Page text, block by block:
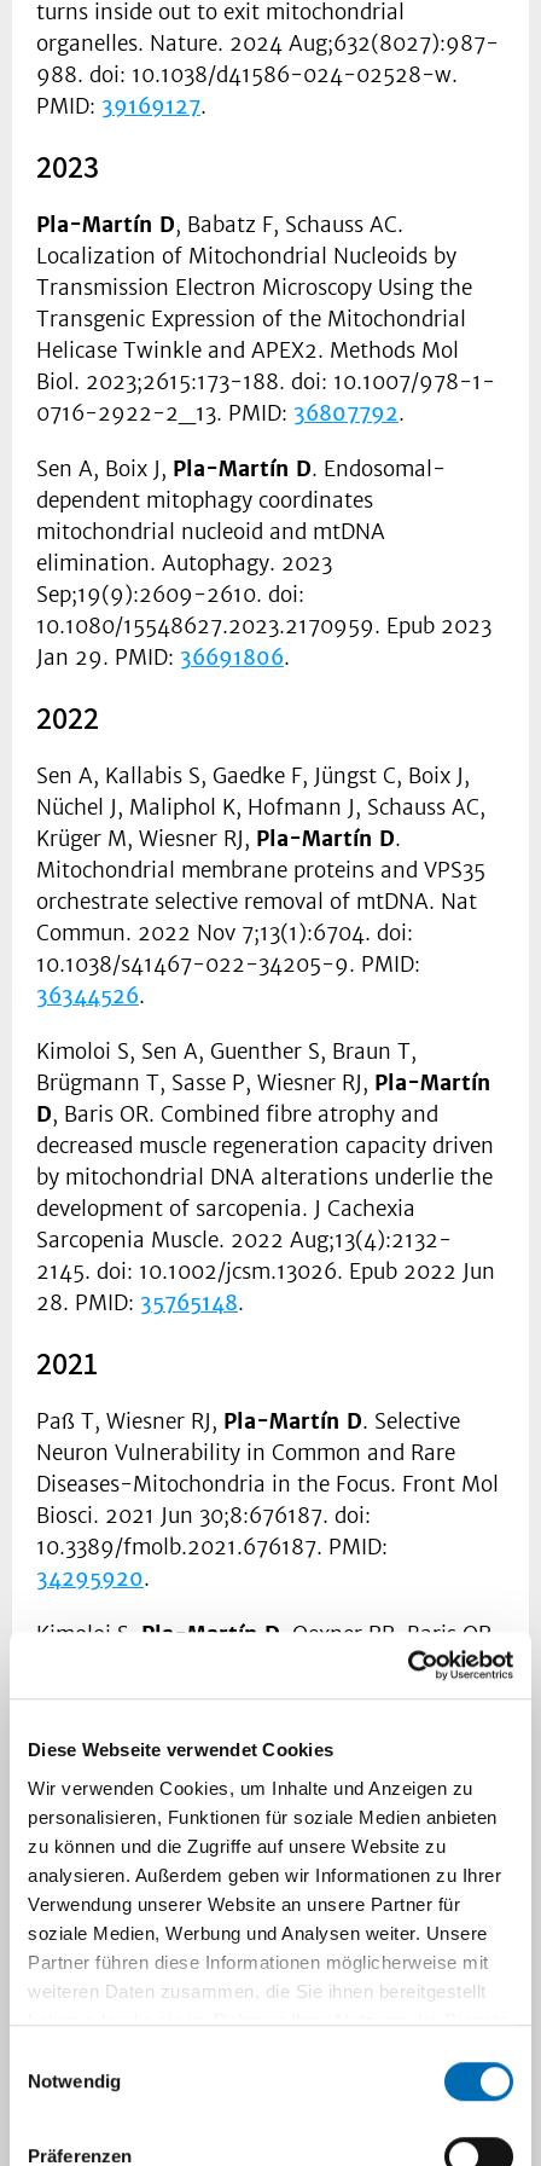
Diese Webseite verwendet Cookies
Wir verwenden Cookies, um Inhalte und Anzeigen zu
personalisieren, Funktionen für soziale Medien anbieten
zu können und die Zugriffe auf unsere Website zu
analysieren. Außerdem geben wir Informationen zu Ihrer
Verwendung unserer Website an unsere Partner für
soziale Medien, Werbung und Analysen weiter. Unsere
Partner führen diese Informationen möglicherweise mit
weiteren Daten zusammen, die Sie ihnen bereitgestellt
haben oder die sie im Rahmen Ihrer Nutzung der Dienste
Notwendig
Präferenzen
turns inside out to exit mitochondrial
organelles. Nature. 2024 Aug;632(8027):987-
988. doi: 10.1038/d41586-024-02528-w.
PMID: 39169127.
2023
Pla-Martín D, Babatz F, Schauss AC.
Localization of Mitochondrial Nucleoids by
Transmission Electron Microscopy Using the
Transgenic Expression of the Mitochondrial
Helicase Twinkle and APEX2. Methods Mol
Biol. 2023;2615:173-188. doi: 10.1007/978-1-
0716-2922-2_13. PMID: 36807792.
Sen A, Boix J, Pla-Martín D. Endosomal-
dependent mitophagy coordinates
mitochondrial nucleoid and mtDNA
elimination. Autophagy. 2023
Sep;19(9):2609-2610. doi:
10.1080/15548627.2023.2170959. Epub 2023
Jan 29. PMID: 36691806.
2022
Sen A, Kallabis S, Gaedke F, Jüngst C, Boix J,
Nüchel J, Maliphol K, Hofmann J, Schauss AC,
Krüger M, Wiesner RJ, Pla-Martín D.
Mitochondrial membrane proteins and VPS35
orchestrate selective removal of mtDNA. Nat
Commun. 2022 Nov 7;13(1):6704. doi:
10.1038/s41467-022-34205-9. PMID:
36344526.
Kimoloi S, Sen A, Guenther S, Braun T,
Brügmann T, Sasse P, Wiesner RJ, Pla-Martín
D, Baris OR. Combined fibre atrophy and
decreased muscle regeneration capacity driven
by mitochondrial DNA alterations underlie the
development of sarcopenia. J Cachexia
Sarcopenia Muscle. 2022 Aug;13(4):2132-
2145. doi: 10.1002/jcsm.13026. Epub 2022 Jun
28. PMID: 35765148.
2021
Paß T, Wiesner RJ, Pla-Martín D. Selective
Neuron Vulnerability in Common and Rare
Diseases-Mitochondria in the Focus. Front Mol
Biosci. 2021 Jun 30;8:676187. doi:
10.3389/fmolb.2021.676187. PMID:
34295920.
Kimoloi S, Pla-Martín D , Oexner RR, Baris OR,
Twinkleskm Mice Are Genetically
Impairing Comparison With Controls. Invest
Ophthalmol Vis Sci. 2021 Jan 4;62(1):13. doi:
10.1167/iovs.62.1.13. PMID:33427853.
2020
Oexner RR,Pla-Martín D, Paß T, Wiesen MHJ,
Zentis P, Schauss A, Baris OR, Kimoloi S,
Wiesner RJ. Extraocular Muscle Reveals
Mitochondrial DNA Alterations. Invest